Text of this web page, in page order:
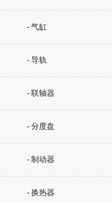
- 气缸
- 导轨
- 联轴器
- 分度盘
- 制动器
- 换热器